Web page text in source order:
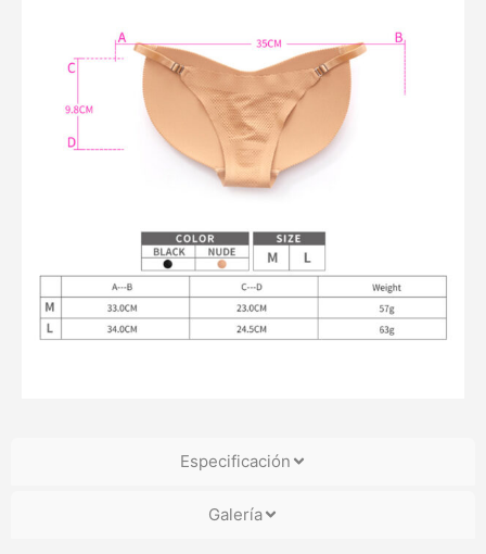
Especificación
Galería